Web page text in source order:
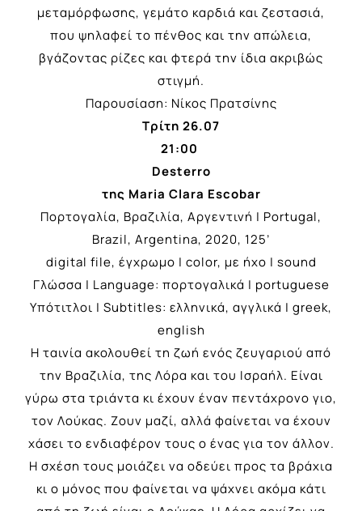
μεταμόρφωσης, γεμάτο καρδιά και ζεστασιά,
που ψηλαφεί το πένθος και την απώλεια,
βγάζοντας ρίζες και φτερά την ίδια ακριβώς
στιγμή.
Παρουσίαση: Νίκος Πρατσίνης
Τρίτη 26.07
21:00
Desterro
της Maria Clara Escobar
Πορτογαλία, Βραζιλία, Αργεντινή | Portugal,
Brazil, Argentina, 2020, 125’
digital file, έγχρωμο | color, με ήχο | sound
Γλώσσα | Language: πορτογαλικά | portuguese
Υπότιτλοι | Subtitles: ελληνικά, αγγλικά | greek,
english
Η ταινία ακολουθεί τη ζωή ενός ζευγαριού από
την Βραζιλία, της Λόρα και του Ισραήλ. Είναι
γύρω στα τριάντα κι έχουν έναν πεντάχρονο γιο,
τον Λούκας. Ζουν μαζί, αλλά φαίνεται να έχουν
χάσει το ενδιαφέρον τους ο ένας για τον άλλον.
Η σχέση τους μοιάζει να οδεύει προς τα βράχια
κι ο μόνος που φαίνεται να ψάχνει ακόμα κάτι